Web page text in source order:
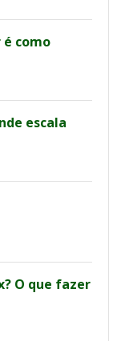
é como
escala
O que fazer